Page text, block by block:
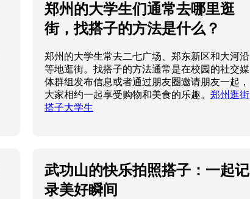
郑州的大学生们通常去哪里逛
街，找搭子的方法是什么？
郑州的大学生常去二七广场、郑东新区和大河沿
等地逛街。找搭子的方法通常是在校园的社交媒
体群组发布信息或者通过朋友圈邀请朋友一起，
大家相约一起享受购物和美食的乐趣。郑州逛街
搭子大学生
武功山的快乐拍照搭子：一起记
录美好瞬间